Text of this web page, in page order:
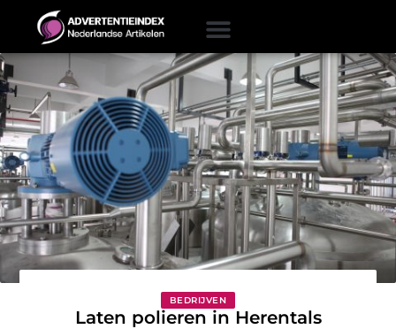
BEDRIJVEN
Laten polieren in Herentals